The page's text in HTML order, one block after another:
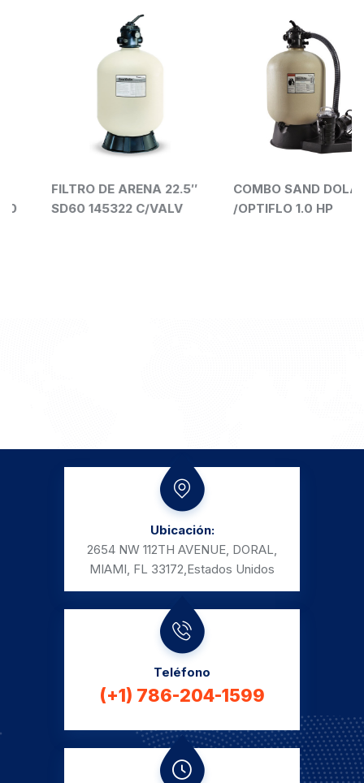
FILTRO DE ARENA 22.5″
SD60 145322 C/VALV
COMBO SAND DOLAR 19″
/OPTIFLO 1.0 HP
Ubicación:
2654 NW 112TH AVENUE, DORAL,
MIAMI, FL 33172, Estados Unidos
Teléfono
(+1) 786-204-1599